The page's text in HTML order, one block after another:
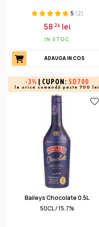
5 (2)
58 24 lei
IN STOC
ADAUGA IN COS
-3% | CUPON: SD700
la orice comandă peste 700 lei
Baileys Chocolate 0.5L
50CL / 15.7%